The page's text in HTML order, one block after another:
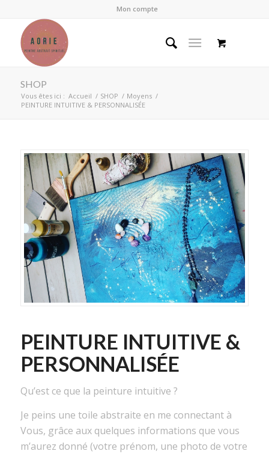
Mon compte
SHOP
Vous êtes ici : Accueil / SHOP / Moyens /
PEINTURE INTUITIVE & PERSONNALISÉE
PEINTURE INTUITIVE &
PERSONNALISÉE
Qu’est ce que la peinture intuitive ?
Je peins une toile abstraite en me connectant à
Vous, grâce aux quelques informations que vous
m’aurez donné (votre prénom, une photo de votre